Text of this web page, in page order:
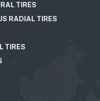
TIRES
RADIAL TIRES
TIRES